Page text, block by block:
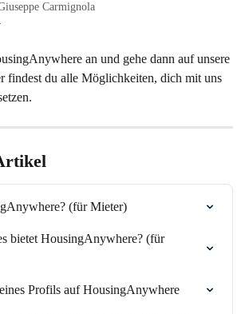
Carmignola
an und gehe dann auf unsere
findest du alle Möglichkeiten, dich mit uns
(für Mieter)
bietet HousingAnywhere? (für
Profils auf HousingAnywhere